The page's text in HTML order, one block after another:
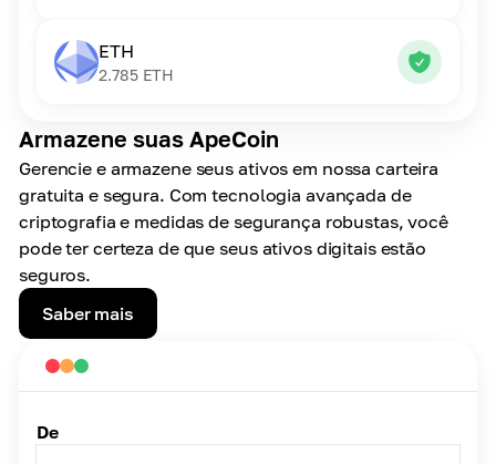
Armazene suas ApeCoin
Gerencie e armazene seus ativos em nossa carteira
gratuita e segura. Com tecnologia avançada de
criptografia e medidas de segurança robustas, você
pode ter certeza de que seus ativos digitais estão
seguros.
Saber mais
ETH
2.785 ETH
De